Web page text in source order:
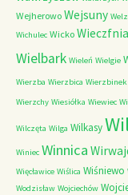
Wejherowo Wejsuny
Wichulec Wicko Wieczfnia
Wielbark Wieleń Wielgie
Wierzba Wierzbica Wierzbinek
Wierzchy Wiesiółka Wiewiec
Wilczęta Wilga Wilkasy
Winiec Winnica
Więcławice Wiślica Wiśniewo
Wodzisław Wojciechów